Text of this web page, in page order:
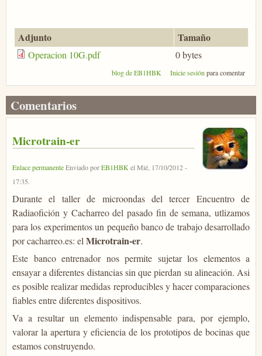
Adjunto Tamaño
Operacion 10G.pdf 0 bytes
blog de EB1HBK Inicie sesión para comentar
Comentarios
Microtrain-er
Enlace permanenteEnviado porEB1HBK elMié, 17/10/2012 -
17:35.
Durante el taller de microondas del tercer Encuentro de
Radiaofición y Cacharreo del pasado fin de semana, utlizamos
para los experimentos un pequeño banco de trabajo desarrollado
por cacharreo.es: el Microtrain-er.
Este banco entrenador nos permite sujetar los elementos a
ensayar a diferentes distancias sin que pierdan su alineación. Asi
es posible realizar medidas reproducibles y hacer comparaciones
fiables entre diferentes dispositivos.
Va a resultar un elemento indispensable para, por ejemplo,
valorar la apertura y eficiencia de los prototipos de bocinas que
estamos construyendo.